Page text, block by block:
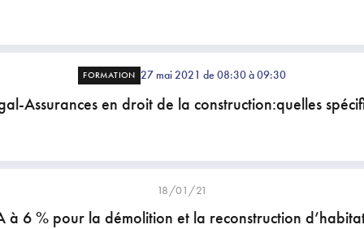
FORMATION 27 mai 2021 de 08:30 à 09:30
Assurances en droit de la construction:quelles
18/01/21
à 6 % pour la démolition et la reconstruction